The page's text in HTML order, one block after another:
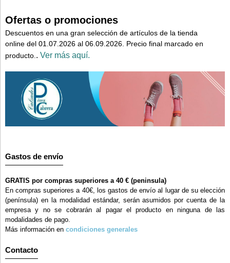
Ofertas o promociones
Descuentos en una gran selección de artículos de la tienda
online del 01.07.2026 al 06.09.2026. Precio final marcado en
producto. . Ver más aquí.
Gastos de envío
GRATIS por compras superiores a 40 € (peninsula)
En compras superiores a 40€, los gastos de envío al lugar de su elección
(península) en la modalidad estándar, serán asumidos por cuenta de la
empresa y no se cobrarán al pagar el producto en ninguna de las
modalidades de pago.
Más información en condiciones generales
Contacto